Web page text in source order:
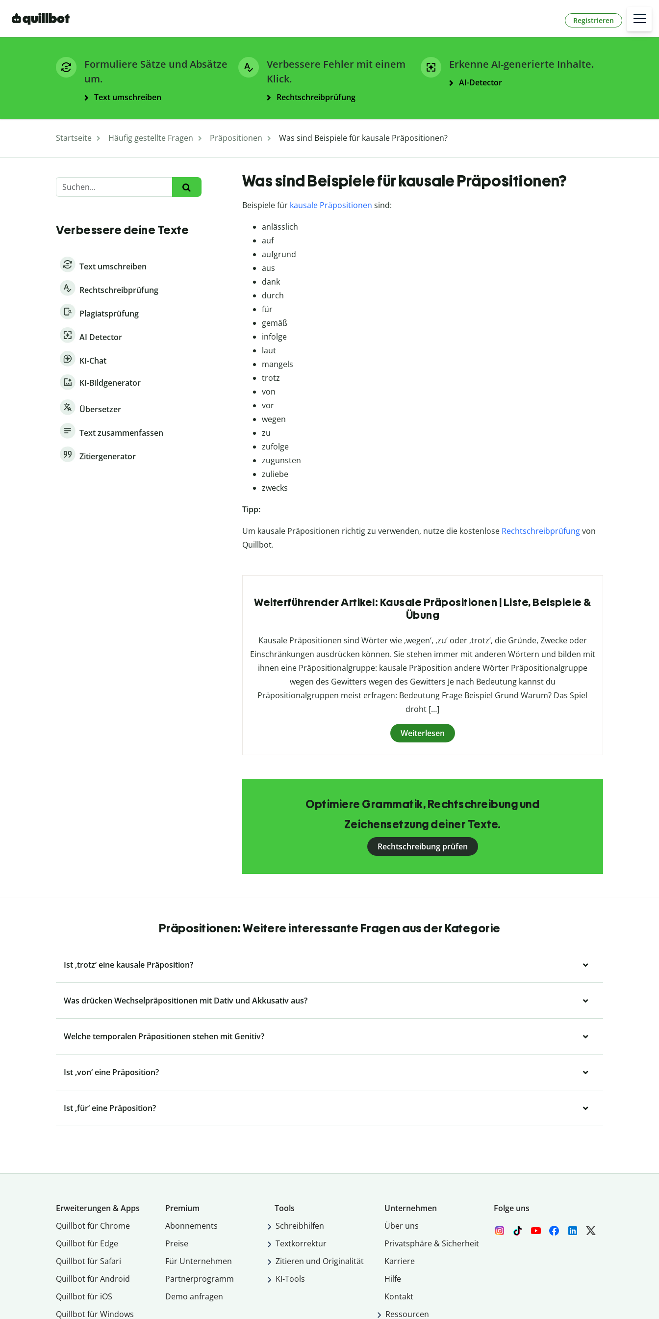
Registrieren
Formuliere Sätze und Absätze
um.
Text umschreiben
Verbessere Fehler mit einem
Klick.
Rechtschreibprüfung
Erkenne AI-generierte Inhalte.
AI-Detector
Startseite Häufig gestellte Fragen Präpositionen Was sind Beispiele für kausale Präpositionen?
Verbessere deine Texte
Text umschreiben
Rechtschreibprüfung
Plagiatsprüfung
AI Detector
KI-Chat
KI-Bildgenerator
Übersetzer
Text zusammenfassen
Zitiergenerator
Was sind Beispiele für kausale Präpositionen?
Beispiele für kausale Präpositionen sind:
anlässlich
auf
aufgrund
aus
dank
durch
für
gemäß
infolge
laut
mangels
trotz
von
vor
wegen
zu
zufolge
zugunsten
zuliebe
zwecks
Tipp:
Um kausale Präpositionen richtig zu verwenden, nutze die kostenlose Rechtschreibprüfungvon
Quillbot.
Weiterführender Artikel: Kausale Präpositionen | Liste, Beispiele &
Übung
Kausale Präpositionen sind Wörter wie ‚wegen‘, ‚zu‘ oder ‚trotz‘, die Gründe, Zwecke oder
Einschränkungen ausdrücken können. Sie stehen immer mit anderen Wörtern und bilden mit
ihnen eine Präpositionalgruppe: kausale Präposition andere Wörter Präpositionalgruppe
wegen des Gewitters wegen des Gewitters Je nach Bedeutung kannst du
Präpositionalgruppen meist erfragen: Bedeutung Frage Beispiel Grund Warum? Das Spiel
droht […]
Weiterlesen
Optimiere Grammatik, Rechtschreibung und
Zeichensetzung deiner Texte.
Rechtschreibung prüfen
Präpositionen: Weitere interessante Fragen aus der Kategorie
Ist ‚trotz‘ eine kausale Präposition?
Was drücken Wechselpräpositionen mit Dativ und Akkusativ aus?
Welche temporalen Präpositionen stehen mit Genitiv?
Ist ‚von‘ eine Präposition?
Ist ‚für‘ eine Präposition?
Erweiterungen & Apps
Quillbot für Chrome
Quillbot für Edge
Quillbot für Safari
Quillbot für Android
Quillbot für iOS
Quillbot für Windows
Premium
Abon­ne­ments
Preise
Für Unternehmen
Partnerprogramm
Demo anfragen
Tools
Schreibhilfen
Textkorrektur
Zitieren und Originalität
KI-Tools
Unternehmen
Über uns
Privatsphäre & Sicherheit
Karriere
Hilfe
Kontakt
Ressourcen
Folge uns